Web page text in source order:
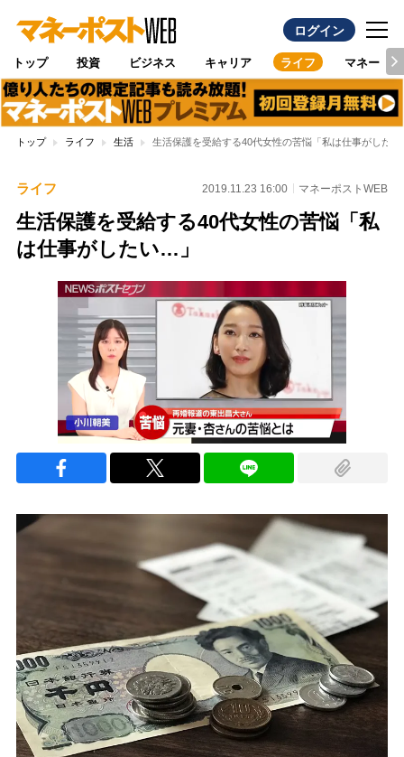
ログイン
トップ 投資 ビジネス キャリア ライフ マネー
トップ ライフ 生活 生活保護を受給する40代女性の苦悩「私は仕事がした
ライフ 2019.11.23 16:00 マネーポストWEB
生活保護を受給する40代女性の苦悩「私
は仕事がしたい…」